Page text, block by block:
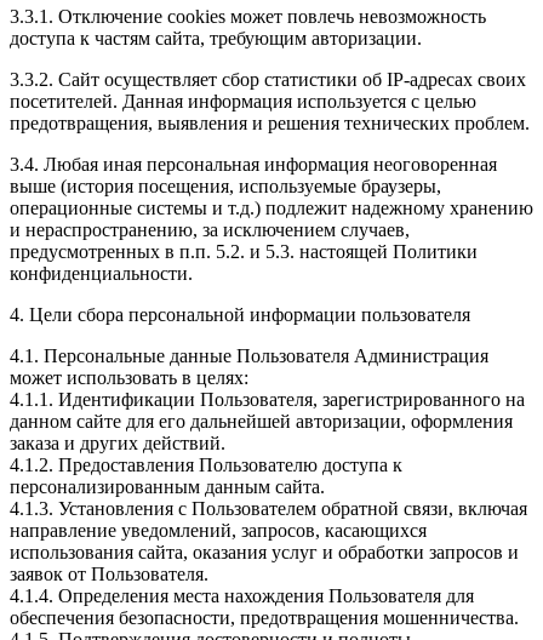
3.3.1. Отключение cookies может повлечь невозможность
доступа к частям сайта, требующим авторизации.
3.3.2. Сайт осуществляет сбор статистики об IP-адресах своих
посетителей. Данная информация используется с целью
предотвращения, выявления и решения технических проблем.
3.4. Любая иная персональная информация неоговоренная
выше (история посещения, используемые браузеры,
операционные системы и т.д.) подлежит надежному хранению
и нераспространению, за исключением случаев,
предусмотренных в п.п. 5.2. и 5.3. настоящей Политики
конфиденциальности.
4. Цели сбора персональной информации пользователя
4.1. Персональные данные Пользователя Администрация
может использовать в целях:
4.1.1. Идентификации Пользователя, зарегистрированного на
данном сайте для его дальнейшей авторизации, оформления
заказа и других действий.
4.1.2. Предоставления Пользователю доступа к
персонализированным данным сайта.
4.1.3. Установления с Пользователем обратной связи, включая
направление уведомлений, запросов, касающихся
использования сайта, оказания услуг и обработки запросов и
заявок от Пользователя.
4.1.4. Определения места нахождения Пользователя для
обеспечения безопасности, предотвращения мошенничества.